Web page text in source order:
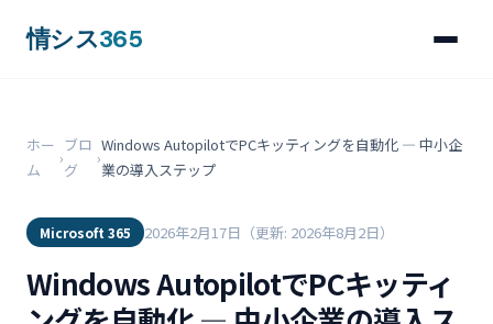
情シス365
ホー
ム
›
ブロ
グ
›
Windows AutopilotでPCキッティングを自動化 ― 中小企
業の導入ステップ
Microsoft 365 2026年2月17日 （更新: 2026年8月2日）
Windows AutopilotでPCキッティ